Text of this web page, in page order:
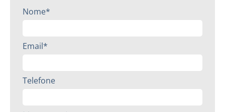
Nome*
Email*
Telefone